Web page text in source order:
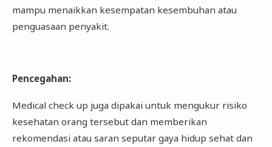
mampu menaikkan kesempatan kesembuhan atau
penguasaan penyakit.
Pencegahan:
Medical check up juga dipakai untuk mengukur risiko
kesehatan orang tersebut dan memberikan
rekomendasi atau saran seputar gaya hidup sehat dan